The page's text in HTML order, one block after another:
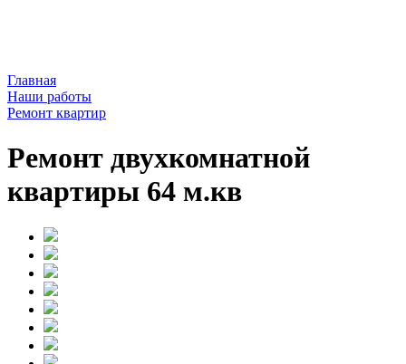
Главная
Наши работы
Ремонт квартир
Ремонт двухкомнатной
квартиры 64 м.кв